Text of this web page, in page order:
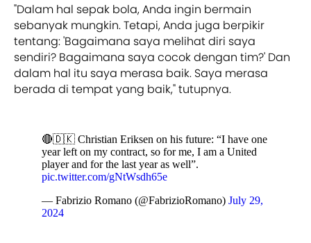
"Dalam hal sepak bola, Anda ingin bermain
sebanyak mungkin. Tetapi, Anda juga berpikir
tentang: 'Bagaimana saya melihat diri saya
sendiri? Bagaimana saya cocok dengan tim?' Dan
dalam hal itu saya merasa baik. Saya merasa
berada di tempat yang baik," tutupnya.
🔴🇩🇰 Christian Eriksen on his future: “I have one
year left on my contract, so for me, I am a United
player and for the last year as well”.
pic.twitter.com/gNtWsdh65e
— Fabrizio Romano (@FabrizioRomano) July 29,
2024